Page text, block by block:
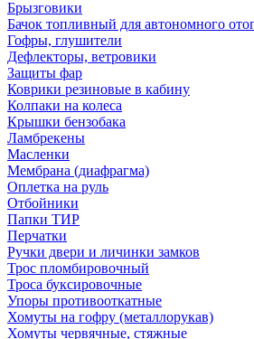
Брызговики
Бачок топливный для автономного
Гофры, глушители
Дефлекторы, ветровики
Защиты фар
Коврики резиновые в кабину
Колпаки на колеса
Крышки бензобака
Ламбрекены
Масленки
Мембрана (диафрагма)
Оплетка на руль
Отбойники
Папки ТИР
Перчатки
Ручки двери и личинки замков
Трос пломбировочный
Троса буксировочные
Упоры противооткатные
Хомуты на гофру (металлорукав)
Хомуты червячные, стяжные